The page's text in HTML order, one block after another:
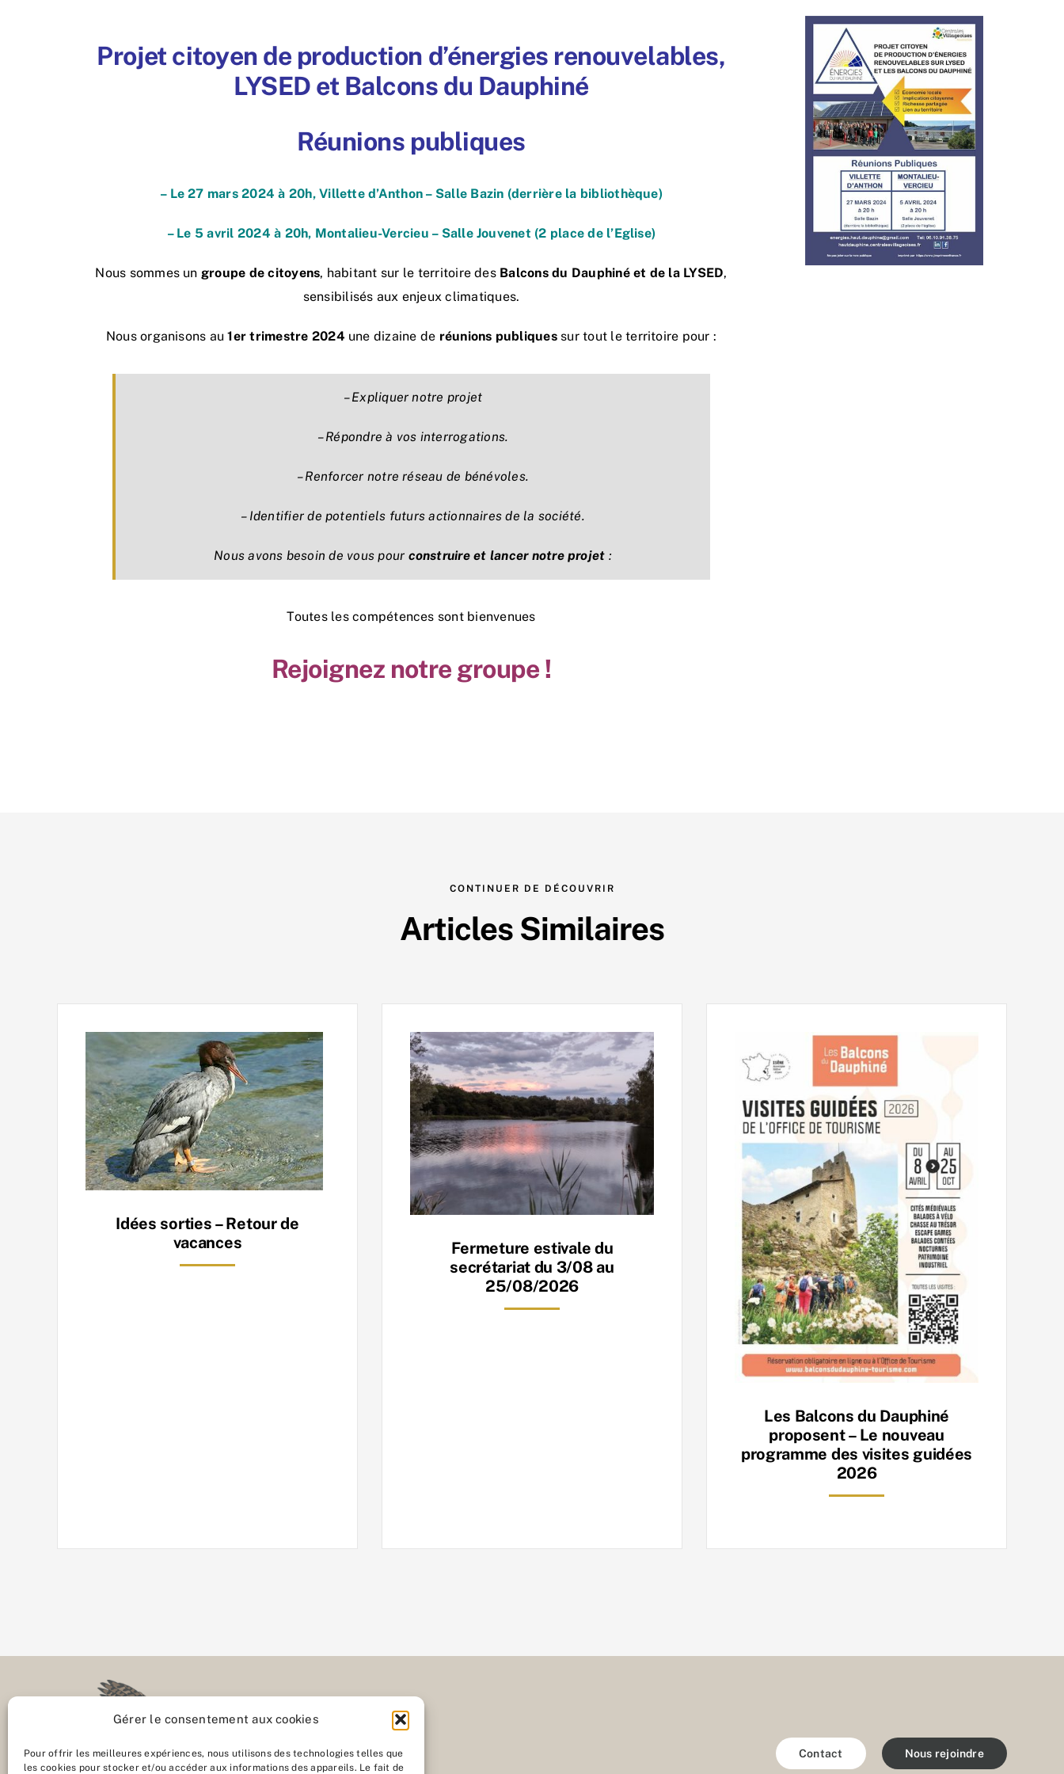
Gérer le consentement aux cookies
Pour offrir les meilleures expériences, nous utilisons des technologies telles que
les cookies pour stocker et/ou accéder aux informations des appareils. Le fait de
Projet citoyen de production d’énergies renouvelables,
LYSED et Balcons du Dauphiné
Réunions publiques
– Le 27 mars 2024 à 20h, Villette d’Anthon – Salle Bazin (derrière la bibliothèque)
– Le 5 avril 2024 à 20h, Montalieu-Vercieu – Salle Jouvenet (2 place de l’Eglise)
Nous sommes un groupe de citoyens, habitant sur le territoire des Balcons du Dauphiné et de la LYSED,
sensibilisés aux enjeux climatiques.
Nous organisons au1er trimestre 2024 une dizaine de réunions publiquessur tout le territoire pour :
– Expliquer notre projet
– Répondre à vos interrogations.
– Renforcer notre réseau de bénévoles.
– Identifier de potentiels futurs actionnaires de la société.
Nous avons besoin de vous pour construire et lancer notre projet :
Toutes les compétences sont bienvenues
Rejoignez notre groupe !
CONTINUER DE DÉCOUVRIR
Articles Similaires
Idées sorties – Retour de
vacances
Fermeture estivale du
secrétariat du 3/08 au
25/08/2026
Les Balcons du Dauphiné
proposent – Le nouveau
programme des visites guidées
2026
Contact Nous rejoindre